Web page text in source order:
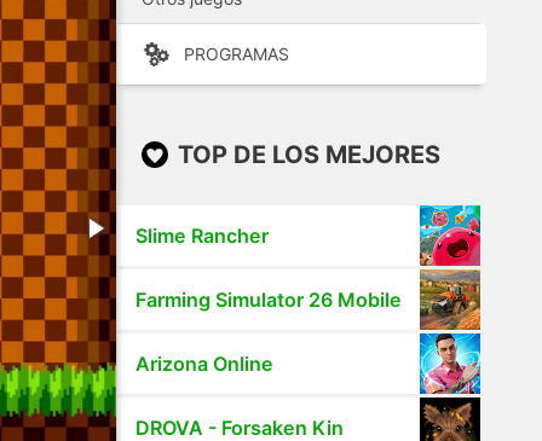
PROGRAMAS
TOP DE LOS MEJORES
Slime Rancher
Farming Simulator 26 Mobile
Arizona Online
DROVA - Forsaken Kin